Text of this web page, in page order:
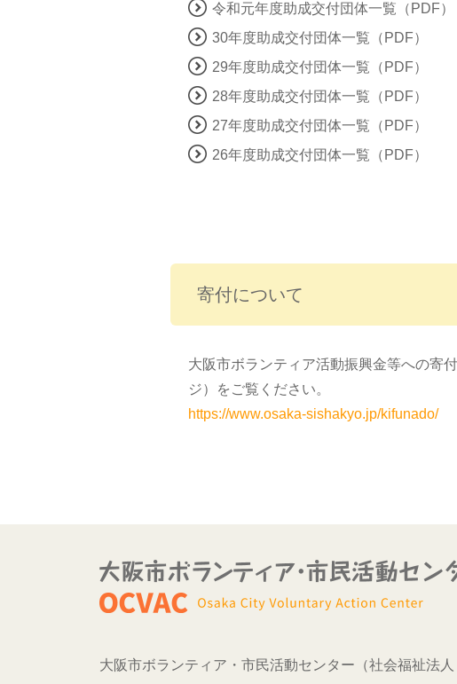
令和元年度助成交付団体一覧（PDF）
30年度助成交付団体一覧（PDF）
29年度助成交付団体一覧（PDF）
28年度助成交付団体一覧（PDF）
27年度助成交付団体一覧（PDF）
26年度助成交付団体一覧（PDF）
寄付について
大阪市ボランティア活動振興金等への寄
ジ）をご覧ください。
https://www.osaka-sishakyo.jp/kifunado/
大阪市ボランティア・市民活動センター（社会福祉法人